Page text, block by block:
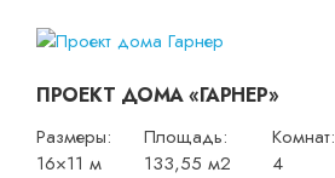
ПРОЕКТ ДОМА «ГАРНЕР»
Размеры:
16×11 м
Площадь:
133,55 м2
Комнат:
4